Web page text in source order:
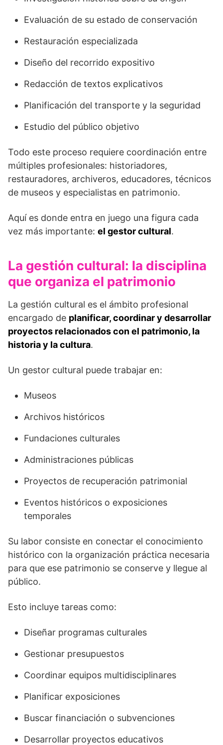
Evaluación de su estado de conservación
Restauración especializada
Diseño del recorrido expositivo
Redacción de textos explicativos
Planificación del transporte y la seguridad
Estudio del público objetivo
Todo este proceso requiere coordinación entre
múltiples profesionales: historiadores,
restauradores, archiveros, educadores, técnicos
de museos y especialistas en patrimonio.
Aquí es donde entra en juego una figura cada
vez más importante: el gestor cultural.
La gestión cultural: la disciplina
que organiza el patrimonio
La gestión cultural es el ámbito profesional
encargado de planificar, coordinar y desarrollar
proyectos relacionados con el patrimonio, la
historia y la cultura.
Un gestor cultural puede trabajar en:
Museos
Archivos históricos
Fundaciones culturales
Administraciones públicas
Proyectos de recuperación patrimonial
Eventos históricos o exposiciones
temporales
Su labor consiste en conectar el conocimiento
histórico con la organización práctica necesaria
para que ese patrimonio se conserve y llegue al
público.
Esto incluye tareas como:
Diseñar programas culturales
Gestionar presupuestos
Coordinar equipos multidisciplinares
Planificar exposiciones
Buscar financiación o subvenciones
Desarrollar proyectos educativos